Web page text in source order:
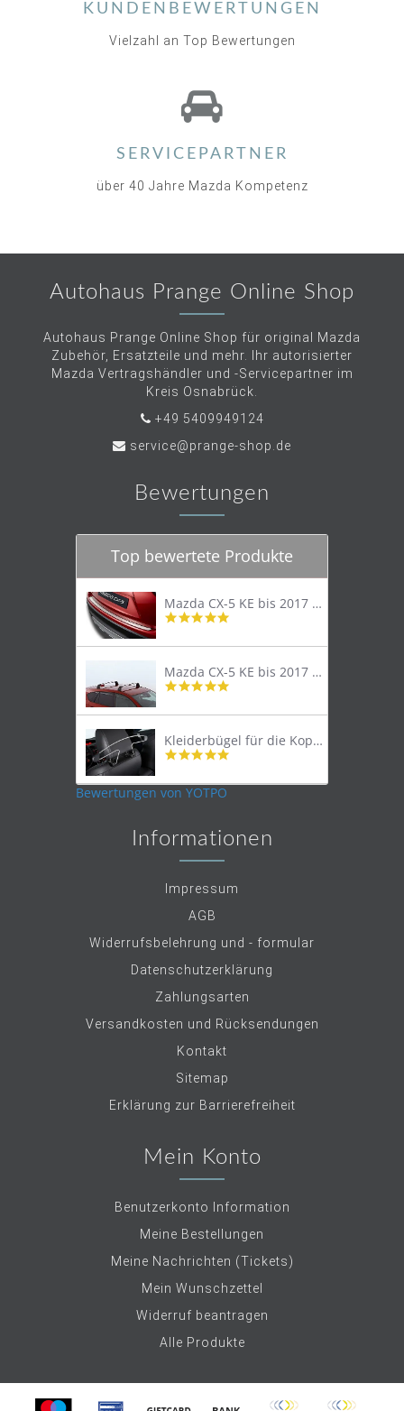
KUNDENBEWERTUNGEN
Vielzahl an Top Bewertungen
SERVICEPARTNER
über 40 Jahre Mazda Kompetenz
Autohaus Prange Online Shop
Autohaus Prange Online Shop für original Mazda
Zubehör, Ersatzteile und mehr. Ihr autorisierter
Mazda Vertragshändler und -Servicepartner im
Kreis Osnabrück.
+49 5409949124
service@prange-shop.de
Bewertungen
Top bewertete Produkte
Mazda CX-5 KE bis 2017 Trittschutzleiste Edelstahl original
4.8
rating
Mazda CX-5 KE bis 2017 Lastenträger Dachträger
4.9
rating
Kleiderbügel für die Kopfstütze
4.9
rating
Bewertungen von YOTPO
Informationen
Impressum
AGB
Widerrufsbelehrung und - formular
Datenschutzerklärung
Zahlungsarten
Versandkosten und Rücksendungen
Kontakt
Sitemap
Erklärung zur Barrierefreiheit
Mein Konto
Benutzerkonto Information
Meine Bestellungen
Meine Nachrichten (Tickets)
Mein Wunschzettel
Widerruf beantragen
Alle Produkte